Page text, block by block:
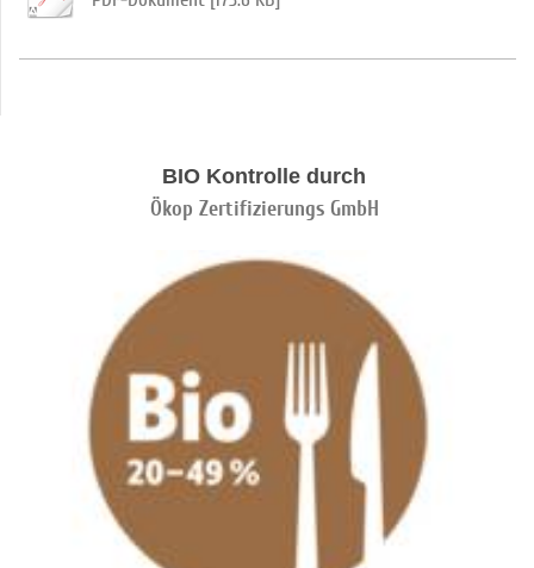
BIO Kontrolle durch
Ökop Zertifizierungs GmbH